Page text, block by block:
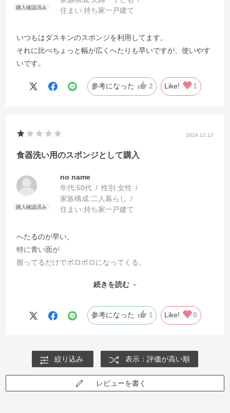
住まい:持ち家一戸建て
いつもはダスキンのスポンジを利用してます。
それに比べちょっと幅が広くへたりも早いですが、使いやす
いです。
参考になった 2 Like! 1
2024.12.17
食器洗い用のスポンジとして購入
no name
年代:50代 性別:女性
家族構成:二人暮らし
住まい:持ち家一戸建て
へたるのが早い。
特に青い面が
握ってるだけでボロボロになってくる。
大きさもちょうどいいし、色もステキなのに残念でならな
続きを読む
参考になった 1 Like! 0
絞り込み 表示：評価が高い順
レビューを書く